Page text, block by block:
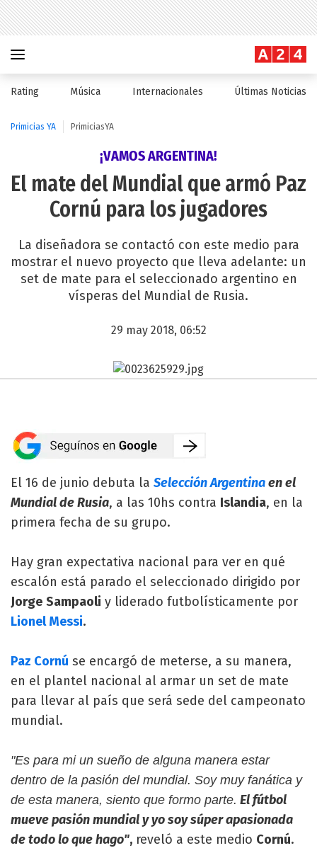
Rating Música Internacionales Últimas Noticias
Primicias YA PrimiciasYA
¡VAMOS ARGENTINA!
El mate del Mundial que armó Paz
Cornú para los jugadores
La diseñadora se contactó con este medio para
mostrar el nuevo proyecto que lleva adelante: un
set de mate para el seleccionado argentino en
vísperas del Mundial de Rusia.
29 may 2018, 06:52
El 16 de junio debuta la Selección Argentinaen el
Mundial de Rusia, a las 10hs contra Islandia, en la
primera fecha de su grupo.
Hay gran expectativa nacional para ver en qué
escalón está parado el seleccionado dirigido por
Jorge Sampaoli y liderado futbolísticamente por
Lionel Messi.
Paz Cornú se encargó de meterse, a su manera,
en el plantel nacional al armar un set de mate
para llevar al país que será sede del campeonato
mundial.
"Es para mi un sueño de alguna manera estar
dentro de la pasión del mundial. Soy muy fanática y
de esta manera, siento que formo parte. El fútbol
mueve pasión mundial y yo soy súper apasionada
de todo lo que hago", reveló a este medio Cornú.